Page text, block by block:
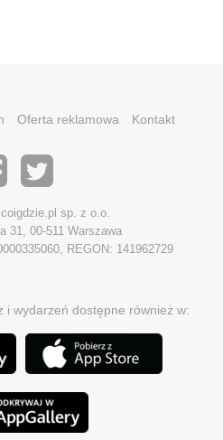
Oferta reklamowa Kontakt
sp. z o.o.
31, 00-511 Warszawa
REGON: 141962729
i wydarzeń dostępne również w: